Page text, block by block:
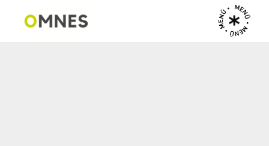
MENÜ • MENÜ • MENÜ •